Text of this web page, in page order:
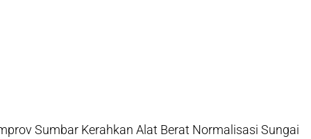
Sumbar Kerahkan Alat Berat Normalisasi Sungai